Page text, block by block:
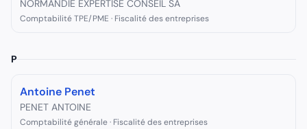
NORMANDIE EXPERTISE CONSEIL SA
Comptabilité TPE/PME · Fiscalité des entreprises
P
Antoine Penet
PENET ANTOINE
Comptabilité générale · Fiscalité des entreprises